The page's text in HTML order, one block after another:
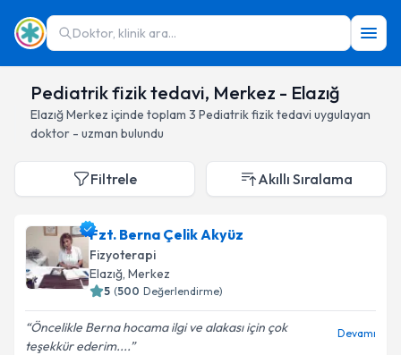
Doktor, klinik ara...
Pediatrik fizik tedavi, Merkez - Elazığ
ElazığMerkez içinde toplam 3 Pediatrik fizik tedavi uygulayan
doktor - uzman bulundu
Filtrele Akıllı Sıralama
Fzt. Berna Çelik Akyüz
Fizyoterapi
Elazığ, Merkez
5 (500 Değerlendirme)
Öncelikle Berna hocama ilgi ve alakası için çok
teşekkür ederim....
Devamı